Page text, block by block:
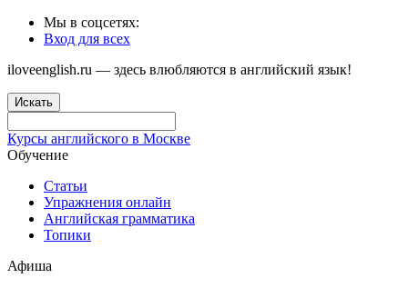
Мы в соцсетях:
Вход для всех
iloveenglish.ru — здесь влюбляются в английский язык!
Искать
Курсы английского в Москве
Обучение
Статьи
Упражнения онлайн
Английская грамматика
Топики
Афиша